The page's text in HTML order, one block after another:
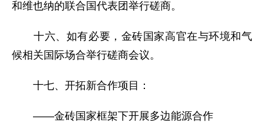
和维也纳的联合国代表团举行磋商。
十六、如有必要，金砖国家高官在与环境和气
候相关国际场合举行磋商会议。
十七、开拓新合作项目：
——金砖国家框架下开展多边能源合作